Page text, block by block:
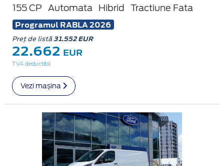
155 CP Automata Hibrid
Tractiune Fata
Programul RABLA 2026
Preț de listă31.552 EUR
22.662 EUR
TVA deductibil
Vezi mașina